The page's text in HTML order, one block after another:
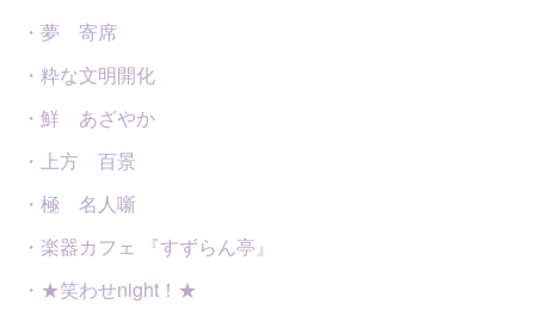
・夢 寄席
・粋な文明開化
・鮮 あざやか
・上方 百景
・極 名人噺
・楽器カフェ 『すずらん亭』
・★笑わせnight！★